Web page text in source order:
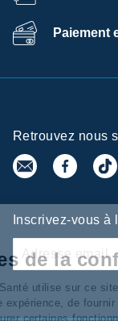
Paiement
Retrouvez nous
Inscrivez-vous à
Centre de
Ramsay Services/
personnaliser votre
vos intérêts,